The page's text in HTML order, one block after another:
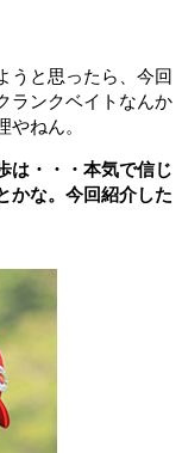
うと思ったら、今回
ランクベイトなんか
ねん。
は・・・本気で信じ
かな。今回紹介した